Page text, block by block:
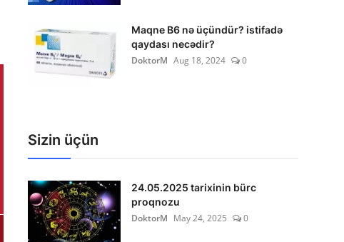
Maqne B6 nə üçündür? istifadə
qaydası necədir?
DoktorM Aug 18, 2024 0
Sizin üçün
24.05.2025 tarixinin bürc
proqnozu
DoktorM May 24, 2025 0